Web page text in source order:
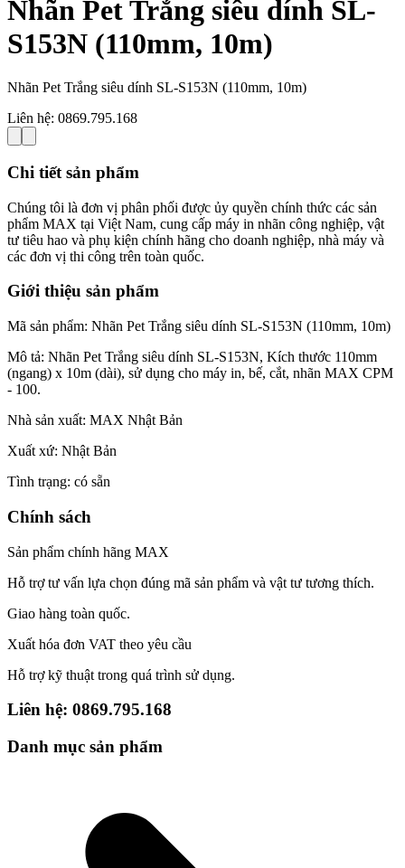
Nhãn Pet Trắng siêu dính SL-
S153N (110mm, 10m)
Nhãn Pet Trắng siêu dính SL-S153N (110mm, 10m)
Liên hệ: 0869.795.168
Chi tiết sản phẩm
Chúng tôi là đơn vị phân phối được ủy quyền chính thức các sản
phẩm MAX tại Việt Nam, cung cấp máy in nhãn công nghiệp, vật
tư tiêu hao và phụ kiện chính hãng cho doanh nghiệp, nhà máy và
các đơn vị thi công trên toàn quốc.
Giới thiệu sản phẩm
Mã sản phẩm: Nhãn Pet Trắng siêu dính SL-S153N (110mm, 10m)
Mô tả: Nhãn Pet Trắng siêu dính SL-S153N, Kích thước 110mm
(ngang) x 10m (dài), sử dụng cho máy in, bế, cắt, nhãn MAX CPM
- 100.
Nhà sản xuất: MAX Nhật Bản
Xuất xứ: Nhật Bản
Tình trạng: có sẵn
Chính sách
Sản phẩm chính hãng MAX
Hỗ trợ tư vấn lựa chọn đúng mã sản phẩm và vật tư tương thích.
Giao hàng toàn quốc.
Xuất hóa đơn VAT theo yêu cầu
Hỗ trợ kỹ thuật trong quá trình sử dụng.
Liên hệ: 0869.795.168
Danh mục sản phẩm